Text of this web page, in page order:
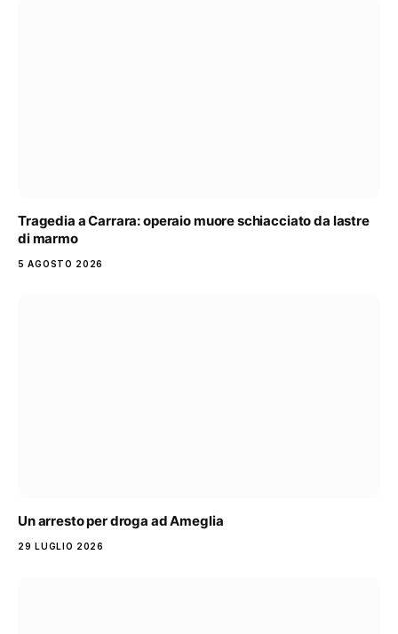
Tragedia a Carrara: operaio muore schiacciato da lastre
di marmo
5 AGOSTO 2026
Un arresto per droga ad Ameglia
29 LUGLIO 2026